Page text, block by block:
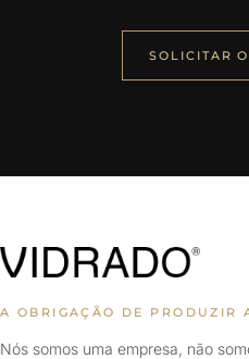
SOLICITAR
A OBRIGAÇÃO DE PRODUZIR
Nós somos uma empresa, não